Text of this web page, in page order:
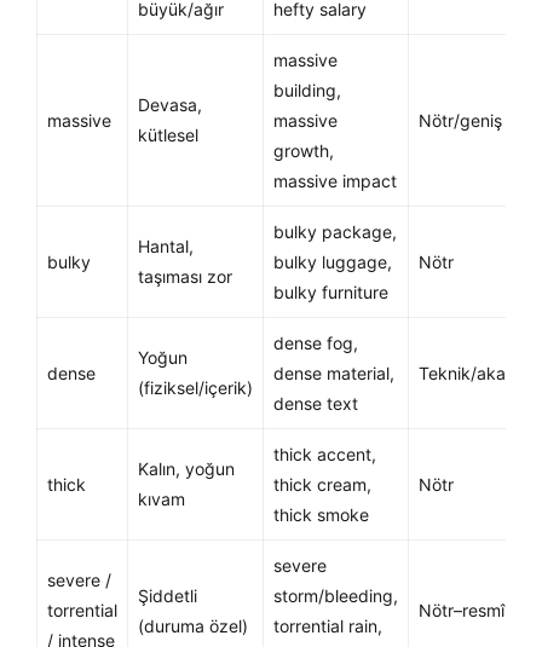
büyük/ağır
hefty salary
massive
Devasa,
kütlesel
massive
building,
massive
growth,
massive impact
Nötr/geniş
bulky
Hantal,
taşıması zor
bulky package,
bulky luggage,
bulky furniture
Nötr
dense
Yoğun
(fiziksel/içerik)
dense fog,
dense material,
dense text
Teknik/
thick
Kalın, yoğun
kıvam
thick accent,
thick cream,
thick smoke
Nötr
severe /
torrential
/ intense
Şiddetli
(duruma özel)
severe
storm/bleeding,
torrential rain,
Nötr–resmî